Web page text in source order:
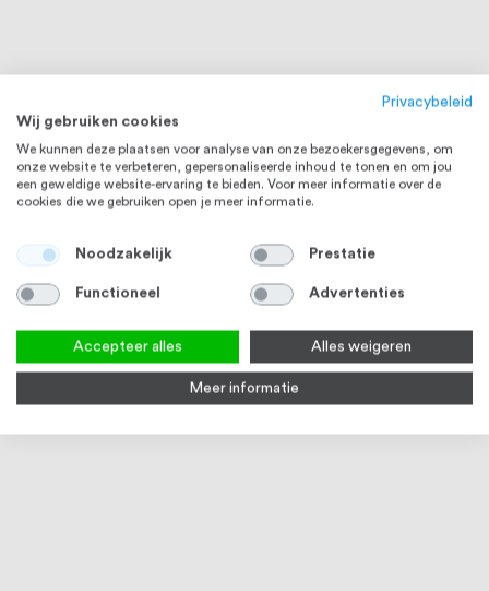
Handdoekhaak Dubbel, Chroom
houder, Chroom
met
Privacybeleid
Wij gebruiken cookies
We kunnen deze plaatsen voor analyse van onze bezoekersgegevens, om
onze website te verbeteren, gepersonaliseerde inhoud te tonen en om jou
een geweldige website-ervaring te bieden. Voor meer informatie over de
cookies die we gebruiken open je meer informatie.
Noodzakelijk Prestatie
Functioneel Advertenties
Accepteer alles Alles weigeren
Meer informatie